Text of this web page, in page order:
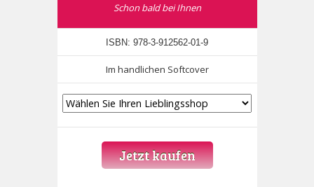
Schon bald bei Ihnen
ISBN: 978-3-912562-01-9
Im handlichen Softcover
Jetzt kaufen